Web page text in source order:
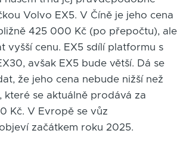
Volvo EX5. V Číně je jeho cena
425 000 Kč (po přepočtu), ale
vyšší cenu. EX5 sdílí platformu s
avšak EX5 bude větší. Dá se
že jeho cena nebude nižší než
které se aktuálně prodává za
Kč. V Evropě se vůz
začátkem roku 2025.